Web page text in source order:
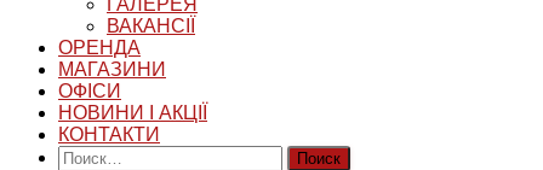
ГАЛЕРЕЯ
ВАКАНСІЇ
ОРЕНДА
МАГАЗИНИ
ОФІСИ
НОВИНИ І АКЦІЇ
КОНТАКТИ
Найти: